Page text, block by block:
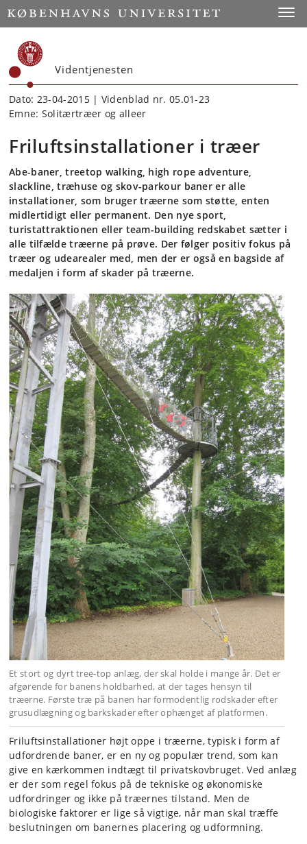
Start
Videntjenesten
Dato: 23-04-2015 | Videnblad nr. 05.01-23
Emne: Solitærtræer og alleer
Friluftsinstallationer i træer
Abe-baner, treetop walking, high rope adventure,
slackline, træhuse og skov-parkour baner er alle
installationer, som bruger træerne som støtte, enten
midlertidigt eller permanent. Den nye sport,
turistattraktionen eller team-building redskabet sætter i
alle tilfælde træerne på prøve. Der følger positiv fokus på
træer og udearealer med, men der er også en bagside af
medaljen i form af skader på træerne.
Et stort og dyrt tree-top anlæg, der skal holde i mange år. Det er
afgørende for banens holdbarhed, at der tages hensyn til
træerne. Første træ på banen har formodentlig rodskader efter
grusudlægning og barkskader efter ophænget af platformen.
Friluftsinstallationer højt oppe i træerne, typisk i form af
udfordrende baner, er en ny og populær trend, som kan
give en kærkommen indtægt til privatskovbruget. Ved anlæg
er der som regel fokus på de tekniske og økonomiske
udfordringer og ikke på træernes tilstand. Men de
biologiske faktorer er lige så vigtige, når man skal træffe
beslutningen om banernes placering og udformning.